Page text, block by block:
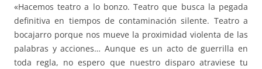
«Hacemos teatro a lo bonzo. Teatro que busca la pegada
definitiva en tiempos de contaminación silente. Teatro a
bocajarro porque nos mueve la proximidad violenta de las
palabras y acciones… Aunque es un acto de guerrilla en
toda regla, no espero que nuestro disparo atraviese tu